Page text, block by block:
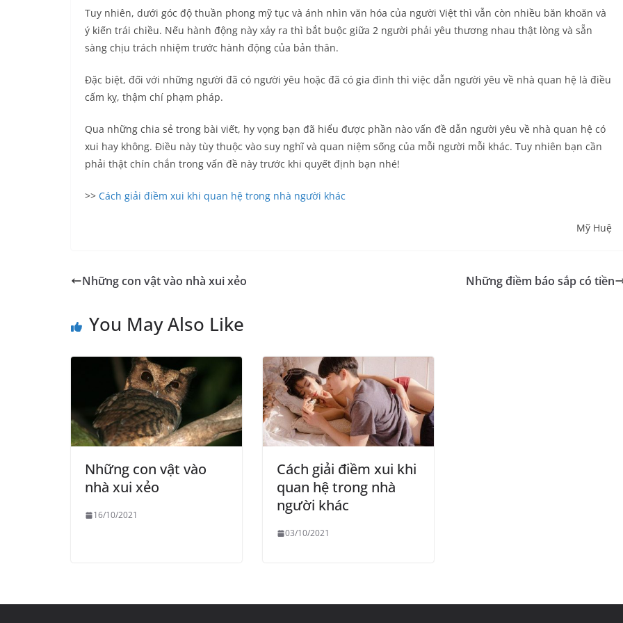
Tuy nhiên, dưới góc độ thuần phong mỹ tục và ánh nhìn văn hóa của người Việt thì vẫn còn nhiều băn khoăn và
ý kiến trái chiều. Nếu hành động này xảy ra thì bắt buộc giữa 2 người phải yêu thương nhau thật lòng và sẵn
sàng chịu trách nhiệm trước hành động của bản thân.
Đặc biệt, đối với những người đã có người yêu hoặc đã có gia đình thì việc dẫn người yêu về nhà quan hệ là điều
cấm kỵ, thậm chí phạm pháp.
Qua những chia sẻ trong bài viết, hy vọng bạn đã hiểu được phần nào vấn đề dẫn người yêu về nhà quan hệ có
xui hay không. Điều này tùy thuộc vào suy nghĩ và quan niệm sống của mỗi người mỗi khác. Tuy nhiên bạn cần
phải thật chín chắn trong vấn đề này trước khi quyết định bạn nhé!
>> Cách giải điềm xui khi quan hệ trong nhà người khác
Mỹ Huệ
Những con vật vào nhà xui xẻo Những điềm báo sắp có tiền
You May Also Like
Những con vật vào
nhà xui xẻo
16/10/2021
Cách giải điềm xui khi
quan hệ trong nhà
người khác
03/10/2021